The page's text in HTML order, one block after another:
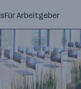
Für Arbeitgeber